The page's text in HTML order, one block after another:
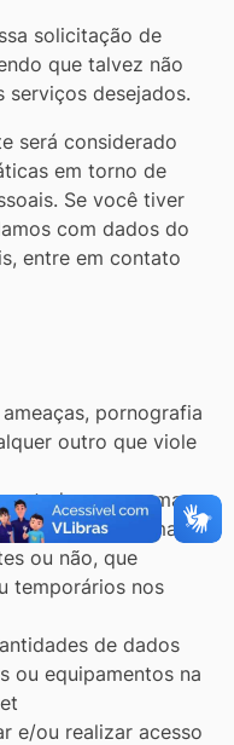
solicitação de
que talvez não
serviços desejados.
será considerado
em torno de
Se você tiver
com dados do
entre em contato
pornografia
outro que viole
programas
de programas
ou não, que
temporários nos
de dados
ou equipamentos na
e/ou realizar acesso